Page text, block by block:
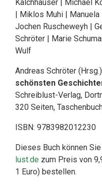
Kalchhauser | Michael
| Miklos Muhi |
Jochen Ruscheweyh |
Schröter | Marie
Wulf
Andreas Schröter
schönsten
Schreiblust-Verlag,
320 Seiten,
ISBN: 9783982012230
Dieses Buch können
lust.de zum Preis von
1 Euro) bestellen.